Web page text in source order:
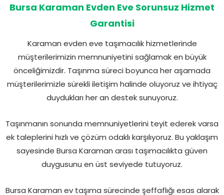
Bursa Karaman Evden Eve Sorunsuz Hizmet
Garantisi
Karaman evden eve taşımacılık hizmetlerinde
müşterilerimizin memnuniyetini sağlamak en büyük
önceliğimizdir. Taşınma süreci boyunca her aşamada
müşterilerimizle sürekli iletişim halinde oluyoruz ve ihtiyaç
duydukları her an destek sunuyoruz.
Taşınmanın sonunda memnuniyetlerini teyit ederek varsa
ek taleplerini hızlı ve çözüm odaklı karşılıyoruz. Bu yaklaşım
sayesinde Bursa Karaman arası taşımacılıkta güven
duygusunu en üst seviyede tutuyoruz.
Bursa Karaman ev taşıma sürecinde şeffaflığı esas alarak